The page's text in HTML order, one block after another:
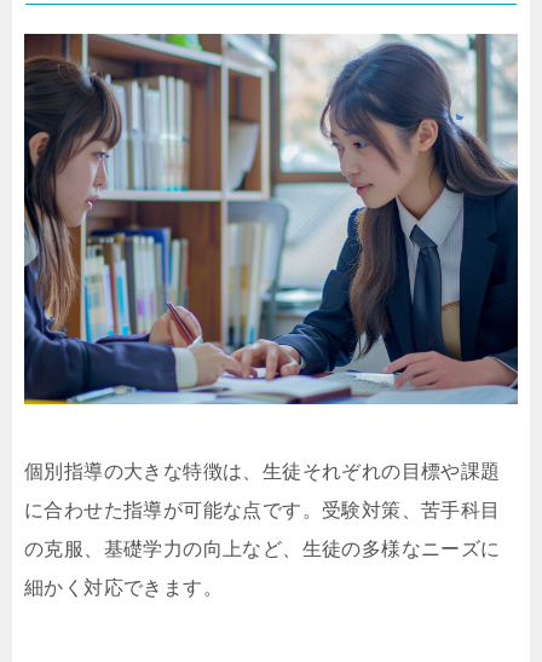
個別指導の大きな特徴は、生徒それぞれの目標や課題
に合わせた指導が可能な点です。受験対策、苦手科目
の克服、基礎学力の向上など、生徒の多様なニーズに
細かく対応できます。